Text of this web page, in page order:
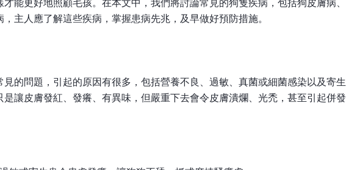
能更好地照顧毛孩。在本文中，我們將討論常見的狗隻疾病，包括狗皮膚病、
主人應了解這些疾病，掌握患病先兆，及早做好預防措施。
見的問題，引起的原因有很多，包括營養不良、過敏、真菌或細菌感染以及寄生
讓皮膚發紅、發癢、有異味，但嚴重下去會令皮膚潰爛、光禿，甚至引起併發